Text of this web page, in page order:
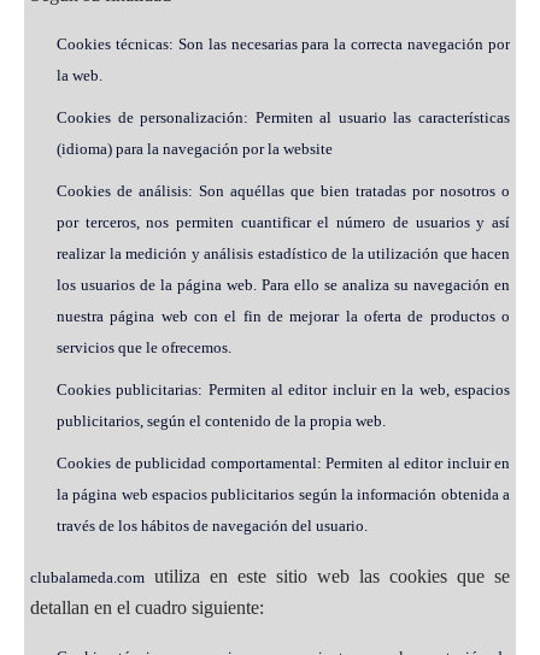
Cookies técnicas: Son las necesarias para la correcta navegación por
la web.
Cookies de personalización: Permiten al usuario las características
(idioma) para la navegación por la website
Cookies de análisis: Son aquéllas que bien tratadas por nosotros o
por terceros, nos permiten cuantificar el número de usuarios y así
realizar la medición y análisis estadístico de la utilización que hacen
los usuarios de la página web. Para ello se analiza su navegación en
nuestra página web con el fin de mejorar la oferta de productos o
servicios que le ofrecemos.
Cookies publicitarias: Permiten al editor incluir en la web, espacios
publicitarios, según el contenido de la propia web.
Cookies de publicidad comportamental: Permiten al editor incluir en
la página web espacios publicitarios según la información obtenida a
través de los hábitos de navegación del usuario.
clubalameda.com utiliza en este sitio web las cookies que se
detallan en el cuadro siguiente: